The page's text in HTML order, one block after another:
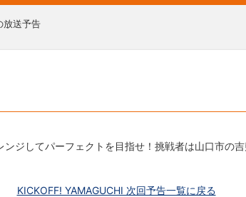
放送予告
ジしてパーフェクトを目指せ！挑戦者は山口市の
KICKOFF! YAMAGUCHI 次回予告一覧に戻る